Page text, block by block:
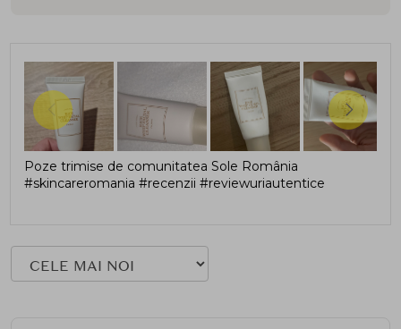
Poze trimise de comunitatea Sole România
#skincareromania #recenzii #reviewuriautentice